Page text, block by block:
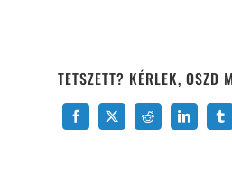
TETSZETT? KÉRLEK, OSZD
Facebook
X Reddit LinkedIn